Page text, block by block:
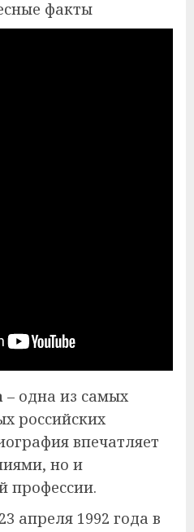
– одна из самых
российских
впечатляет
но и
профессии.
апреля 1992 года в